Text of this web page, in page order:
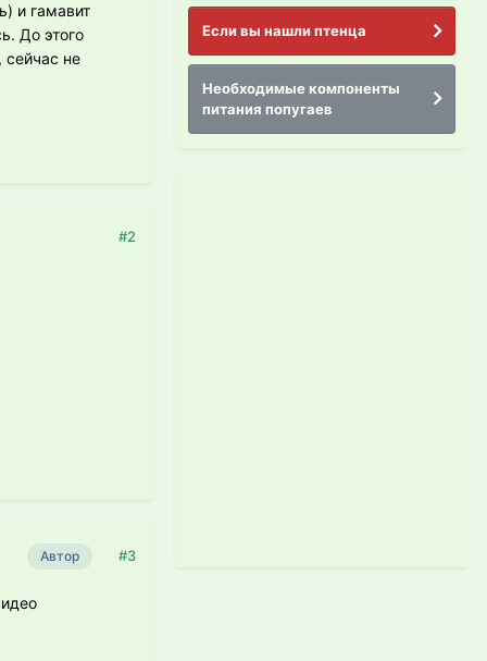
и гамавит
До этого
сейчас не
#2
Автор #3
Если вы нашли птенца
Необходимые компоненты
питания попугаев